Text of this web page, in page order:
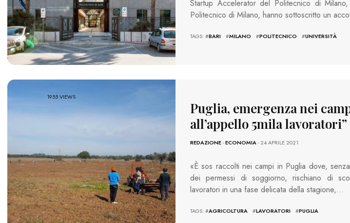
Startup Accelerator del Politecnico di
Politecnico di Milano, hanno sottoscritto un
TAGS: #BARI #MILANO #POLITECNICO #UNIVERSITÀ
1955 VIEWS
Puglia, emergenza nei
all’appello 5mila lavoratori”
REDAZIONE-ECONOMIA- 24 APRILE 2021
«È sos raccolti nei campi in Puglia dove,
dei permessi di soggiorno, rischiano di
lavoratori in una fase delicata della stagione,…
TAGS: #AGRICOLTURA #LAVORATORI #PUGLIA